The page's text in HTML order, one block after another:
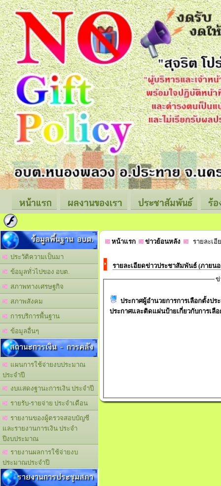
หน้าแรก ผลงานของเรา ประชาสัมพันธ์ ร้
ข้อมูลพื้นฐาน อบต.
ประวัติความเป็นมา
ข้อมูลทั่วไปของ อบต.
สภาพทางเศรษฐกิจ
สภาพสังคม
การบริการพื้นฐาน
ข้อมูลอื่นๆ
สถานะการเงิน - การคลัง
แผนการใช้จ่ายงบประมาณ
ประจำปี
งบแสดงฐานะการเงิน ประจำปี
รายรับ-รายจ่าย ประจำเดือน
รายงานของผู้ตรวจสอบบัญชี
และรายงานการเงิน ประจำ
ปีงบประมาณ
รายงานผลการใช้จ่ายงบ
ประมาณประจำปี
รายงานการประชุมสภา
หน้าแรก ข่าวย้อนหลัง รายละเ
รายละเอียดข่าวประชาสัมพันธ์ (ภายน
ข่
ประกาศผู้อำนวยการการเลือกตั้งป
ประกาศและติดแผ่นป้ายเกี่ยวกับการเลื